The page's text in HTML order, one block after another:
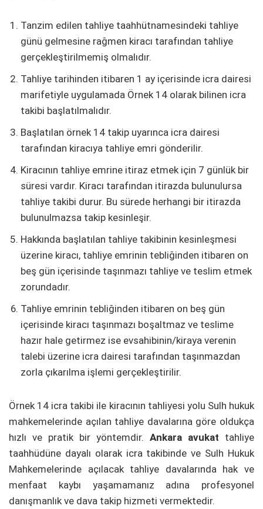
Tanzim edilen tahliye taahhütnamesindeki tahliye
günü gelmesine rağmen kiracı tarafından tahliye
gerçekleştirilmemiş olmalıdır.
Tahliye tarihinden itibaren 1 ay içerisinde icra dairesi
marifetiyle uygulamada Örnek 14 olarak bilinen icra
takibi başlatılmalıdır.
Başlatılan örnek 14 takip uyarınca icra dairesi
tarafından kiracıya tahliye emri gönderilir.
Kiracının tahliye emrine itiraz etmek için 7 günlük bir
süresi vardır. Kiracı tarafından itirazda bulunulursa
tahliye takibi durur. Bu sürede herhangi bir itirazda
bulunulmazsa takip kesinleşir.
Hakkında başlatılan tahliye takibinin kesinleşmesi
üzerine kiracı, tahliye emrinin tebliğinden itibaren on
beş gün içerisinde taşınmazı tahliye ve teslim etmek
zorundadır.
Tahliye emrinin tebliğinden itibaren on beş gün
içerisinde kiracı taşınmazı boşaltmaz ve teslime
hazır hale getirmez ise evsahibinin/kiraya verenin
talebi üzerine icra dairesi tarafından taşınmazdan
zorla çıkarılma işlemi gerçekleştirilir.
Örnek 14 icra takibi ile kiracının tahliyesi yolu Sulh hukuk
mahkemelerinde açılan tahliye davalarına göre oldukça
hızlı ve pratik bir yöntemdir. Ankara avukat tahliye
taahhüdüne dayalı olarak icra takibinde ve Sulh Hukuk
Mahkemelerinde açılacak tahliye davalarında hak ve
menfaat kaybı yaşamamanız adına profesyonel
danışmanlık ve dava takip hizmeti vermektedir.